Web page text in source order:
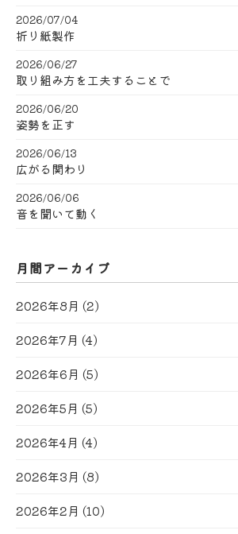
2026/07/04
折り紙製作
2026/06/27
取り組み方を工夫することで
2026/06/20
姿勢を正す
2026/06/13
広がる関わり
2026/06/06
音を聞いて動く
月間アーカイブ
2026年8月 (2)
2026年7月 (4)
2026年6月 (5)
2026年5月 (5)
2026年4月 (4)
2026年3月 (8)
2026年2月 (10)